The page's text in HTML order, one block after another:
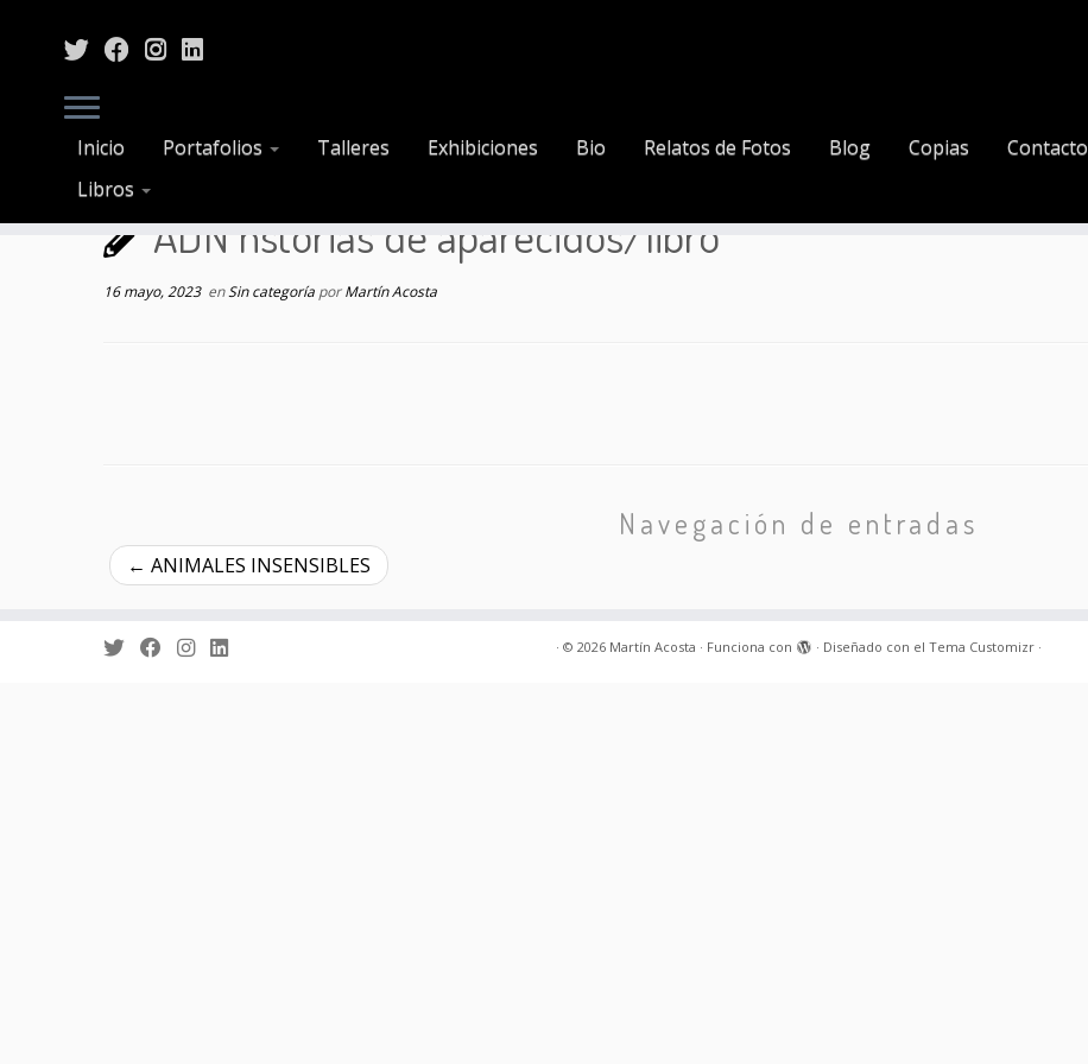
contenido
Inicio Portafolios Talleres Exhibiciones Bio Relatos de Fotos Blog Copias
Contacto
Libros
ADN hstorias de aparecidos/libro
16 mayo, 2023enSin categoría porMartín Acosta
Navegación de entradas
← ANIMALES INSENSIBLES
· © 2026 Martín Acosta · Funciona con · Diseñado con el Tema Customizr·